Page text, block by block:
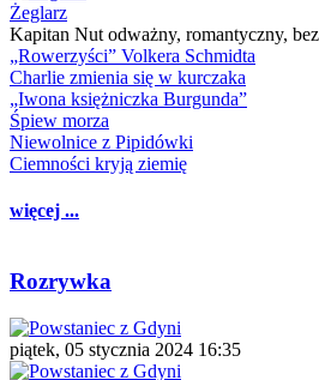
Żeglarz
Kapitan Nut odważny, romantyczny,
„Rowerzyści” Volkera Schmidta
Charlie zmienia się w kurczaka
„Iwona księżniczka Burgunda”
Śpiew morza
Niewolnice z Pipidówki
Ciemności kryją ziemię
więcej ...
Rozrywka
piątek, 05 stycznia 2024 16:35